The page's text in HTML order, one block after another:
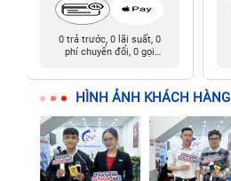
0 trả trước, 0 lãi suất, 0
phí chuyển đổi, 0 gọi
HÌNH ẢNH KHÁCH HÀNG